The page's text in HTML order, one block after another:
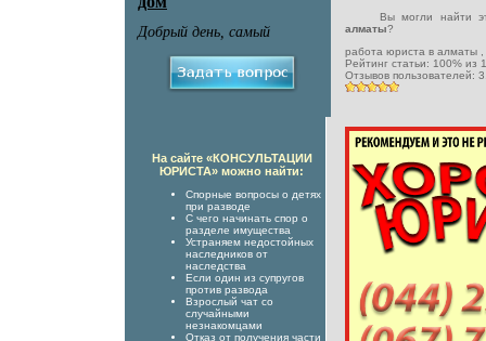
Вы могли найти
алматы?
работа юриста в алматы
Рейтинг статьи: 100% из
Отзывов пользователей: 3
На сайте «КОНСУЛЬТАЦИИ
ЮРИСТА» можно найти:
Спорные вопросы о детях
при разводе
С чего начинать спор о
разделе имущества
Устраняем недостойных
наследников от
наследства
Если один из супругов
против развода
Взрослый чат со
случайными
незнакомцами
Отказ от получения части